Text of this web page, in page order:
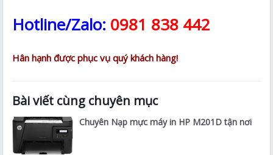
Hotline/Zalo: 0981 838 442
Hân hạnh được phục vụ quý khách hàng!
Bài viết cùng chuyên mục
Chuyên Nạp mực máy in HP M201D tận nơi